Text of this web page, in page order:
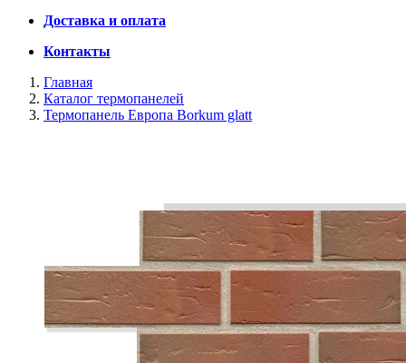
Доставка и оплата
Контакты
Главная
Каталог термопанелей
Термопанель Европа Borkum glatt